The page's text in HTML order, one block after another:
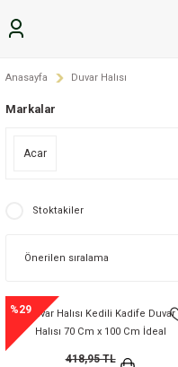
Anasayfa Duvar Halısı
Markalar
Acar
Stoktakiler
%29Duvar Halısı Kedili Kadife Duvar
Halısı 70 Cm x 100 Cm İdeal
418,95 TL